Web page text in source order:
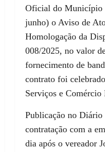
Oficial do Município
junho) o Aviso de
Homologação da
008/2025, no valor
fornecimento de
contrato foi
Serviços e Comércio
Publicação no
contratação com a
dia após o vereador